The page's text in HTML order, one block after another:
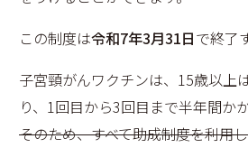
この制度は令和7年3月31日で終了
子宮頸がんワクチンは、15歳以上
り、1回目から3回目まで半年間かか
そのため、すべて助成制度を利用